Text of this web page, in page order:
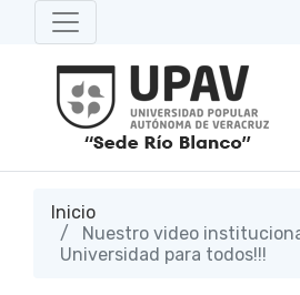
Inicio
Nuestro video
Universidad para todos!!!